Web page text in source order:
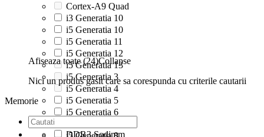
Cortex-A9 Quad
i3 Generatia 10
i5 Generatia 10
i5 Generatia 11
i5 Generatia 12
i5 Generatia 13
i5 Generatia 3
i5 Generatia 4
i5 Generatia 5
i5 Generatia 6
Afiseaza toate (24)Collapse
Nici un produs gasit care sa corespunda cu criterile cautarii
Memorie
DDR3 Sodimm